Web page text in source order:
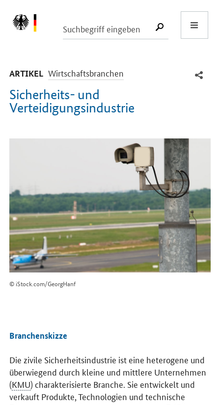
SUCHE
ARTIKEL -
Wirtschaftsbranchen
Sicherheits- und
Verteidigungsindustrie
© iStock.com/GeorgHanf
Branchenskizze
Die zivile Sicherheitsindustrie ist eine heterogene und
überwiegend durch kleine und mittlere Unternehmen
(KMU) charakterisierte Branche. Sie entwickelt und
verkauft Produkte, Technologien und technische